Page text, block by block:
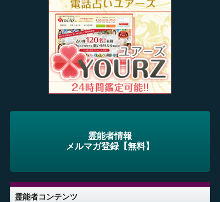
霊能者情報
メルマガ登録【無料】
霊能者コンテンツ